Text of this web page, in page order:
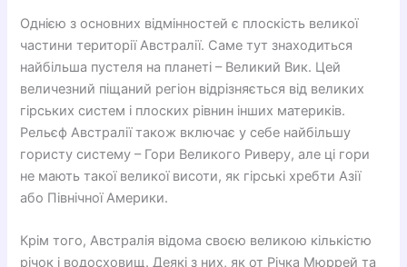
Однією з основних відмінностей є плоскість великої
частини території Австралії. Саме тут знаходиться
найбільша пустеля на планеті – Великий Вик. Цей
величезний піщаний регіон відрізняється від великих
гірських систем і плоских рівнин інших материків.
Рельєф Австралії також включає у себе найбільшу
гористу систему – Гори Великого Риверу, але ці гори
не мають такої великої висоти, як гірські хребти Азії
або Північної Америки.
Крім того, Австралія відома своєю великою кількістю
річок і водосховищ. Деякі з них, як от Річка Мюррей та